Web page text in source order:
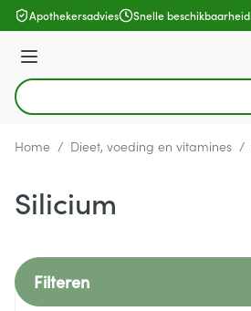
Ga naar de inhoud
Apothekersadvies Snelle beschikbaarheid
Menu
Product, merk, categorie...
Home / Dieet, voeding en vitamines /
Silicium
Filteren